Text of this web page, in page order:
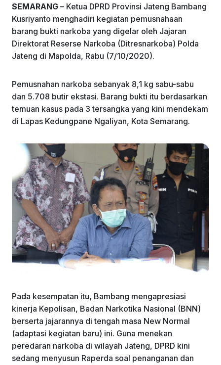
o
k
p
SEMARANG – Ketua DPRD Provinsi Jateng Bambang
Kusriyanto menghadiri kegiatan pemusnahaan
barang bukti narkoba yang digelar oleh Jajaran
Direktorat Reserse Narkoba (Ditresnarkoba) Polda
Jateng di Mapolda, Rabu (7/10/2020).
Pemusnahan narkoba sebanyak 8,1 kg sabu-sabu
dan 5.708 butir ekstasi. Barang bukti itu berdasarkan
temuan kasus pada 3 tersangka yang kini mendekam
di Lapas Kedungpane Ngaliyan, Kota Semarang.
Pada kesempatan itu, Bambang mengapresiasi
kinerja Kepolisan, Badan Narkotika Nasional (BNN)
berserta jajarannya di tengah masa New Normal
(adaptasi kegiatan baru) ini. Guna menekan
peredaran narkoba di wilayah Jateng, DPRD kini
sedang menyusun Raperda soal penanganan dan